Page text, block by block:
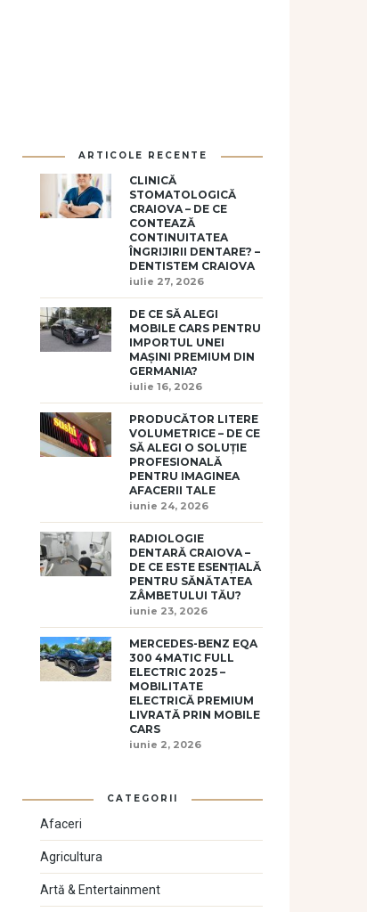
ARTICOLE RECENTE
CLINICĂ
STOMATOLOGICĂ
CRAIOVA – DE CE
CONTEAZĂ
CONTINUITATEA
ÎNGRIJIRII DENTARE? –
DENTISTEM CRAIOVA
iulie 27, 2026
DE CE SĂ ALEGI
MOBILE CARS PENTRU
IMPORTUL UNEI
MAȘINI PREMIUM DIN
GERMANIA?
iulie 16, 2026
PRODUCĂTOR LITERE
VOLUMETRICE – DE CE
SĂ ALEGI O SOLUȚIE
PROFESIONALĂ
PENTRU IMAGINEA
AFACERII TALE
iunie 24, 2026
RADIOLOGIE
DENTARĂ CRAIOVA –
DE CE ESTE ESENȚIALĂ
PENTRU SĂNĂTATEA
ZÂMBETULUI TĂU?
iunie 23, 2026
MERCEDES-BENZ EQA
300 4MATIC FULL
ELECTRIC 2025 –
MOBILITATE
ELECTRICĂ PREMIUM
LIVRATĂ PRIN MOBILE
CARS
iunie 2, 2026
CATEGORII
Afaceri
Agricultura
Artă & Entertainment